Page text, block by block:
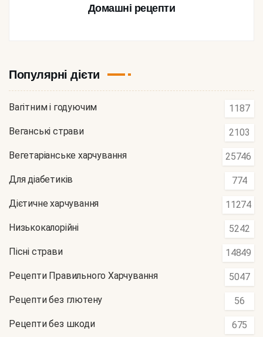
Домашні рецепти
Популярні дієти
Вагітним і годуючим 1187
Веганські страви 2103
Вегетаріанське харчування 25746
Для діабетиків 774
Дієтичне харчування 11274
Низькокалорійні 5242
Пісні страви 14849
Рецепти Правильного Харчування 5047
Рецепти без глютену 56
Рецепти без шкоди 675